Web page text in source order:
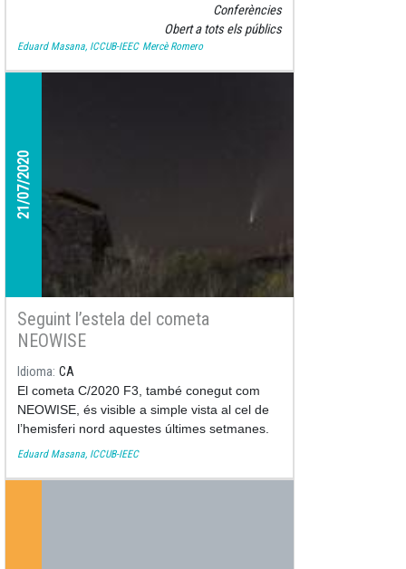
Conferències
Obert a tots els públics
Eduard Masana, ICCUB-IEEC Mercè Romero
21/07/2020
Seguint l’estela del cometa
NEOWISE
Idioma CA
El cometa C/2020 F3, també conegut com
NEOWISE, és visible a simple vista al cel de
l’hemisferi nord aquestes últimes setmanes.
Eduard Masana, ICCUB-IEEC